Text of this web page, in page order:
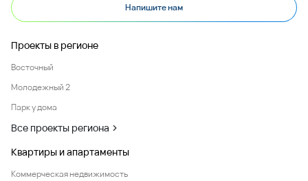
Напишите нам
Проекты в регионе
Восточный
Молодежный 2
Парк у дома
Все проекты региона
Квартиры и апартаменты
Коммерческая недвижимость